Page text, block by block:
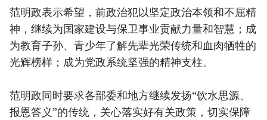
范明政表示希望，前政治犯以坚定政治本领和不屈精
神，继续为国家建设与保卫事业贡献力量和智慧；成
为教育子孙、青少年了解先辈光荣传统和血肉牺牲的
光辉榜样；成为党政系统坚强的精神支柱。
范明政同时要求各部委和地方继续发扬“饮水思源、
报恩答义”的传统，关心落实好有关政策，切实保障